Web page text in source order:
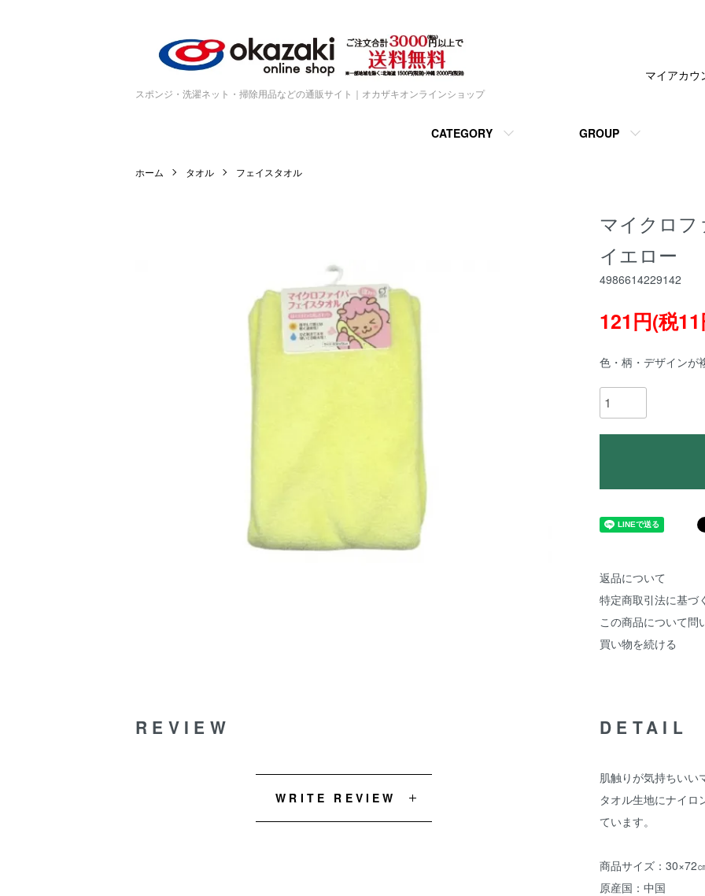
スポンジ・洗濯ネット・掃除用品などの通販サイト｜オカザキオンラインショップ
CATEGORY GROUP
マイアカウ
ホーム タオル フェイスタオル
マイクロ
イエロー
4986614229142
121円(税
色・柄・デザインが
返品について
特定商取引法に基づ
この商品について問
買い物を続ける
DETAIL
肌触りが気持ちいい
タオル生地にナイロ
ています。
商品サイズ：30×72
原産国：中国
REVIEW
WRITE REVIEW